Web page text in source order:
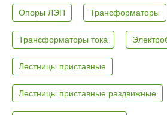
Опоры ЛЭП Трансформаторы
Трансформаторы тока
Лестницы приставные
Лестницы приставные раздвижные